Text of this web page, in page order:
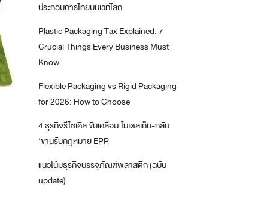
ประกอบการไทยบนเวทีโลก
Plastic Packaging Tax Explained: 7
Crucial Things Every Business Must
Know
Flexible Packaging vs Rigid Packaging
for 2026: How to Choose
4 ธุรกิจรีไซเคิล ขับเคลื่อน’โมเดลเก็บ-กลับ
‘ขานรับกฎหมาย EPR
แนวโน้มธุรกิจบรรจุภัณฑ์พลาสติก (ฉบับ
update)